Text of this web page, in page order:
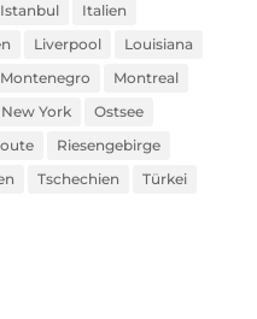
Istanbul
Italien
Liverpool
Louisiana
Montenegro
Montreal
New York
Ostsee
Riesengebirge
Tschechien
Türkei